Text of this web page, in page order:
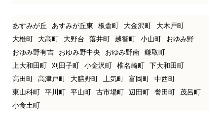
あすみが丘 あすみが丘東 板倉町 大金沢町
大木戸町
大椎町
大高町 大野台 落井町 越智町 小山町
おゆみ野
おゆみ野有吉
おゆみ野中央 おゆみ野南
鎌取町
上大和田町
刈田子町 小金沢町 椎名崎町
下大和田町
高田町
高津戸町 大膳野町 土気町 富岡町
中西町
東山科町
平川町 平山町 古市場町 辺田町 誉田町
茂呂町
小食土町